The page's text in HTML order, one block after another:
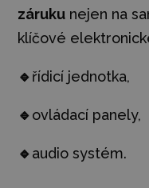
záruku nejen na
klíčové
🔹řídicí jednotka,
🔹ovládací panely,
🔹audio systém.